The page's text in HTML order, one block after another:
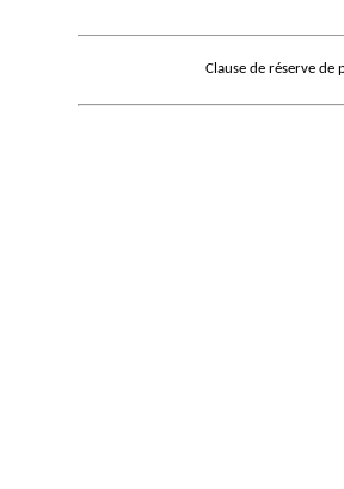
Clause de réserve